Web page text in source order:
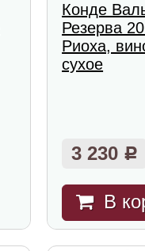
Конде
Резерва
Риоха,
сухое
3 230 Р
В